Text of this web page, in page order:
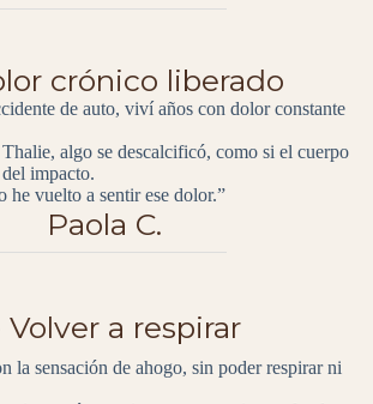
crónico liberado
de auto, viví años con dolor constante
algo se descalcificó, como si el cuerpo
impacto.
he vuelto a sentir ese dolor.”
Paola C.
a respirar
la sensación de ahogo, sin poder respirar ni